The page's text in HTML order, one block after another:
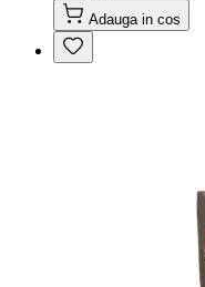
Adauga in cos